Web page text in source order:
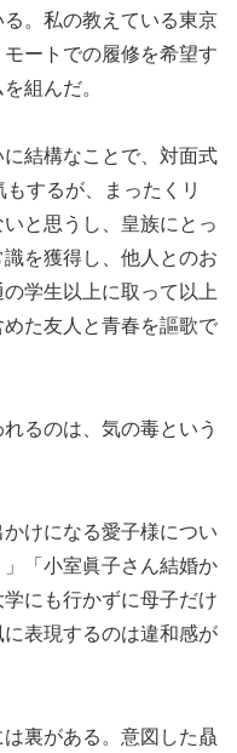
。私の教えている東京
ートでの履修を希望す
組んだ。
結構なことで、対面式
するが、まったくリ
と思うし、皇族にとっ
を獲得し、他人とのお
学生以上に取って以上
た友人と青春を謳歌で
るのは、気の毒という
けになる愛子様につい
「小室眞子さん結婚か
にも行かずに母子だけ
表現するのは違和感が
裏がある。意図した贔